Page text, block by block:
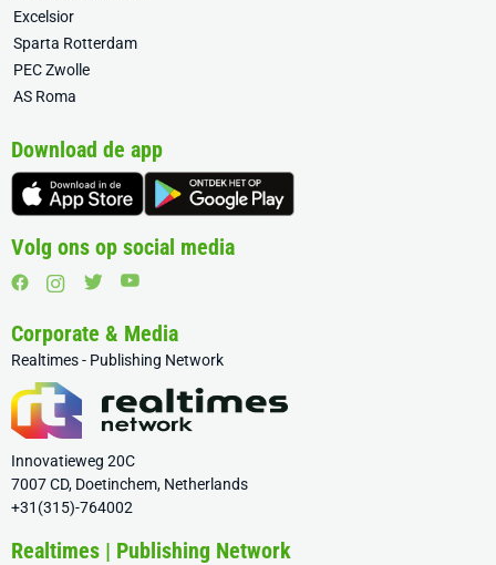
Excelsior
Sparta Rotterdam
PEC Zwolle
AS Roma
Download de app
Volg ons op social media
Corporate & Media
Realtimes - Publishing Network
Innovatieweg 20C
7007 CD, Doetinchem, Netherlands
+31(315)-764002
Realtimes | Publishing Network